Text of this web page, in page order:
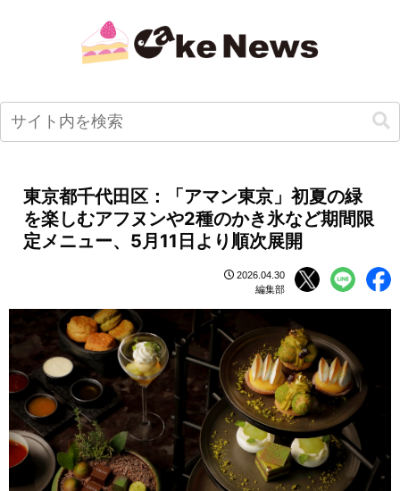
東京都千代田区：「アマン東京」初夏の緑
を楽しむアフヌンや2種のかき氷など期間限
定メニュー、5月11日より順次展開
2026.04.30
編集部